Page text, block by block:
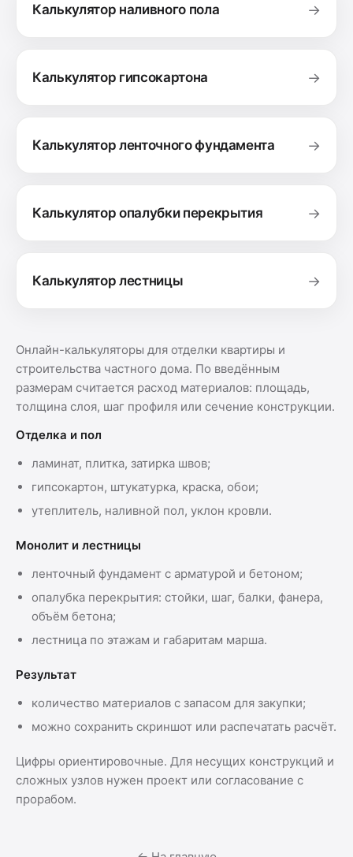
Калькулятор наливного пола →
Калькулятор гипсокартона →
Калькулятор ленточного фундамента →
Калькулятор опалубки перекрытия →
Калькулятор лестницы →
Онлайн-калькуляторы для отделки квартиры и
строительства частного дома. По введённым
размерам считается расход материалов: площадь,
толщина слоя, шаг профиля или сечение конструкции.
Отделка и пол
ламинат, плитка, затирка швов;
гипсокартон, штукатурка, краска, обои;
утеплитель, наливной пол, уклон кровли.
Монолит и лестницы
ленточный фундамент с арматурой и бетоном;
опалубка перекрытия: стойки, шаг, балки, фанера,
объём бетона;
лестница по этажам и габаритам марша.
Результат
количество материалов с запасом для закупки;
можно сохранить скриншот или распечатать расчёт.
Цифры ориентировочные. Для несущих конструкций и
сложных узлов нужен проект или согласование с
прорабом.